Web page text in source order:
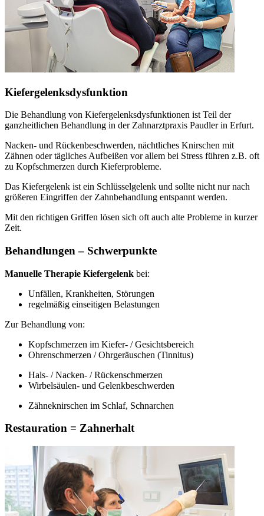
Kiefergelenksdysfunktion
Die Behandlung von Kiefergelenksdysfunktionen ist Teil der
ganzheitlichen Behandlung in der Zahnarztpraxis Paudler in Erfurt.
Nacken- und Rückenbeschwerden, nächtliches Knirschen mit
Zähnen oder tägliches Aufbeißen vor allem bei Stress führen z.B. oft
zu Kopfschmerzen durch Kieferprobleme.
Das Kiefergelenk ist ein Schlüsselgelenk und sollte nicht nur nach
größeren Eingriffen der Zahnbehandlung entspannt werden.
Mit den richtigen Griffen lösen sich oft auch alte Probleme in kurzer
Zeit.
Behandlungen – Schwerpunkte
Manuelle Therapie Kiefergelenk bei:
Unfällen, Krankheiten, Störungen
regelmäßig einseitigen Belastungen
Zur Behandlung von:
Kopfschmerzen im Kiefer- / Gesichtsbereich
Ohrenschmerzen / Ohrgeräuschen (Tinnitus)
Hals- / Nacken- / Rückenschmerzen
Wirbelsäulen- und Gelenkbeschwerden
Zähneknirschen im Schlaf, Schnarchen
Restauration = Zahnerhalt